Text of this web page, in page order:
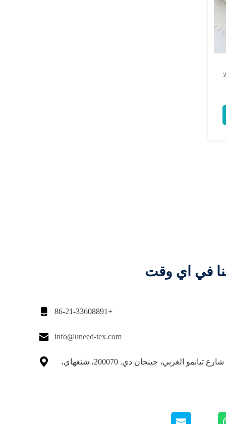
الداخلي 100٪
في اي وقت
 +86-21-33608891
 info@uneed-tex.com
 لا، لا، لا511، شارع تيانمو الغربي، جينجان دي. 200070، شنغهاي،